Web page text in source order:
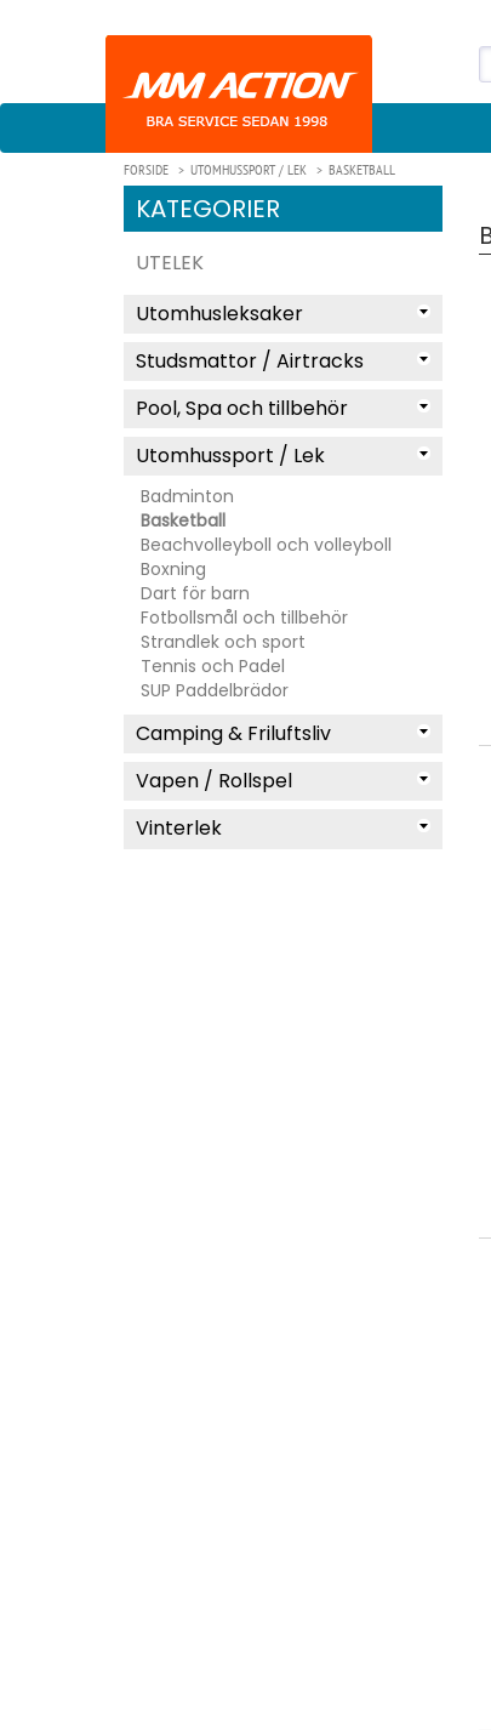
FORSIDE UTOMHUSSPORT / LEK BASKETBALL
KATEGORIER
UTELEK
Utomhusleksaker
Studsmattor / Airtracks
Pool, Spa och tillbehör
Utomhussport / Lek
Badminton
Basketball
Beachvolleyboll och volleyboll
Boxning
Dart för barn
Fotbollsmål och tillbehör
Strandlek och sport
Tennis och Padel
SUP Paddelbrädor
Camping & Friluftsliv
Vapen / Rollspel
Vinterlek